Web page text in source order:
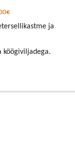
ja
köögiviljadega.